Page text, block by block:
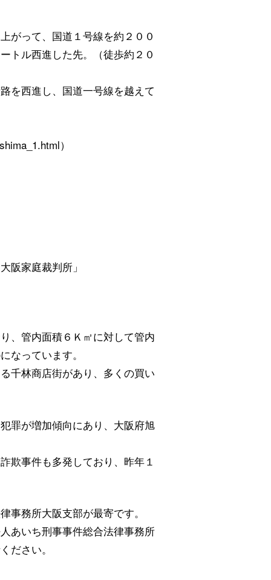
がって、国道１号線を約２００
トル西進した先。（徒歩約２０
を西進し、国道一号線を越えて
）
阪家庭裁判所」
、管内面積６Ｋ㎡に対して管内
なっています。
千林商店街があり、多くの買い
罪が増加傾向にあり、大阪府旭
欺事件も多発しており、昨年１
事務所大阪支部が最寄です。
あいち刑事事件総合法律事務所
ださい。